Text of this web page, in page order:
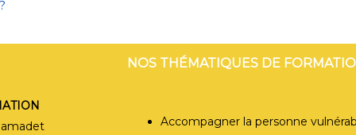
NOS THÉMATIQUES DE
Accompagner la personne